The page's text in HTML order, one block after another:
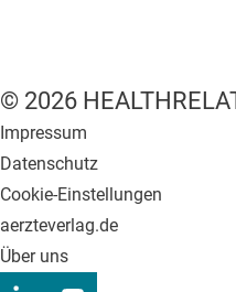
© 2026
Impressum
Datenschutz
Cookie-Einstellungen
aerzteverlag.de
Über uns